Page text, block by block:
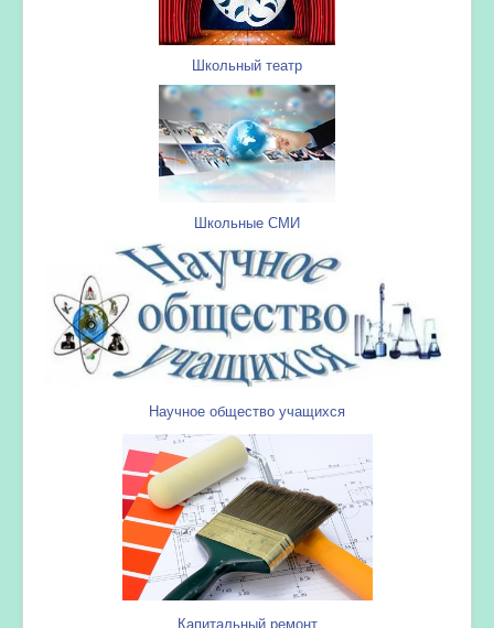
Школьный театр
Школьные СМИ
Научное общество учащихся
Капитальный ремонт